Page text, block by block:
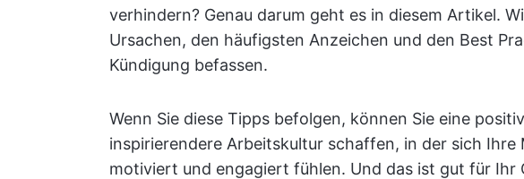
verhindern? Genau darum geht es in diesem Artikel.
Ursachen, den häufigsten Anzeichen und den Best
Kündigung befassen.
Wenn Sie diese Tipps befolgen, können Sie eine
inspirierendere Arbeitskultur schaffen, in der sich
motiviert und engagiert fühlen. Und das ist gut für Ihr